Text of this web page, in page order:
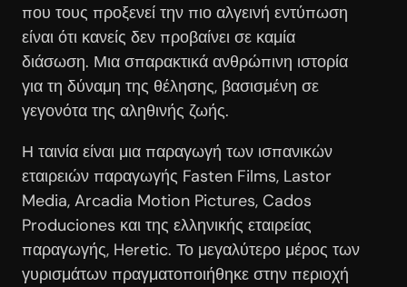
που τους προξενεί την πιο αλγεινή εντύπωση
είναι ότι κανείς δεν προβαίνει σε καμία
διάσωση. Μια σπαρακτικά ανθρώπινη ιστορία
για τη δύναμη της θέλησης, βασισμένη σε
γεγονότα της αληθινής ζωής.
Η ταινία είναι μια παραγωγή των ισπανικών
εταιρειών παραγωγής Fasten Films, Lastor
Media, Arcadia Motion Pictures, Cados
Produciones και της ελληνικής εταιρείας
παραγωγής, Heretic. Το μεγαλύτερο μέρος των
γυρισμάτων πραγματοποιήθηκε στην περιοχή